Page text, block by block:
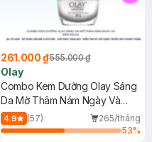
261.000 ₫555.000 ₫
Olay
Combo Kem Dưỡng Olay Sáng
Da Mờ Thâm Nám Ngày Và
Đêm 50gx2
4.9 (57)
265/tháng
53%